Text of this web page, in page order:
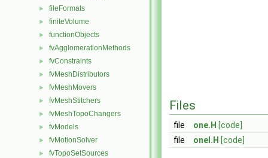
► fileFormats
► finiteVolume
► functionObjects
► fvAgglomerationMethods
► fvConstraints
► fvMeshDistributors
► fvMeshMovers
► fvMeshStitchers
► fvMeshTopoChangers
► fvModels
► fvMotionSolver
► fvTopoSetSources
Files
file one.H [code]
file
oneI.H [code]